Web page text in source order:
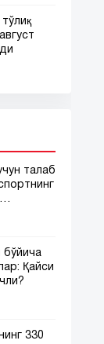
талаб
бўйича
Қайси
330